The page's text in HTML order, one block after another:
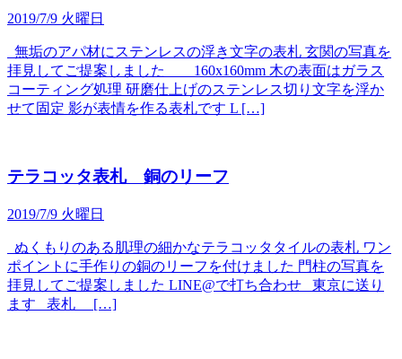
2019/7/9 火曜日
無垢のアパ材にステンレスの浮き文字の表札 玄関の写真を
拝見してご提案しました 160x160mm 木の表面はガラス
コーティング処理 研磨仕上げのステンレス切り文字を浮か
せて固定 影が表情を作る表札です L […]
テラコッタ表札 銅のリーフ
2019/7/9 火曜日
ぬくもりのある肌理の細かなテラコッタタイルの表札 ワン
ポイントに手作りの銅のリーフを付けました 門柱の写真を
拝見してご提案しました LINE@で打ち合わせ 東京に送り
ます 表札 […]